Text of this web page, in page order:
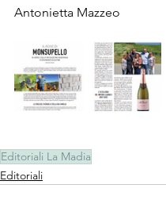
Antonietta Mazzeo
Editoriali La Madia
Editoriali